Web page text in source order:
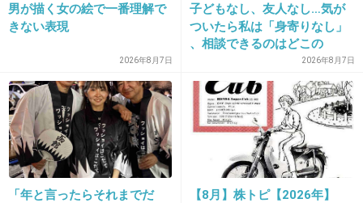
+9 -0
17. 匿名2013/03/06(水) 21:25:09
障害者の方は肩身の狭い思いをするよね
男が描く女の絵で一番理解で
きない表現
2026年8月7日
子どもなし、友人なし…気が
ついたら私は「身寄りなし」
、相談できるのはどこの
誰？ 「家族がいること」が
前提の世の中、でも孤立は誰
にでも起きる
2026年8月7日
「年と言ったらそれまでだ
【8月】株トピ【2026年】